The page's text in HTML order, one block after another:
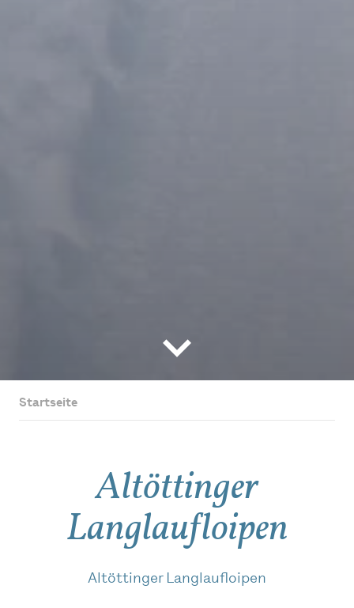
Startseite
Altöttinger
Langlaufloipen
Altöttinger Langlaufloipen